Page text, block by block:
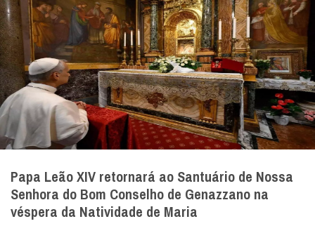
Papa Leão XIV retornará ao Santuário de Nossa
Senhora do Bom Conselho de Genazzano na
véspera da Natividade de Maria